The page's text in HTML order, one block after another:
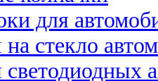
для
стекло